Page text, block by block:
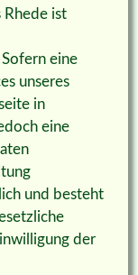
Rhede ist
eine
unseres
in
eine
und besteht
der